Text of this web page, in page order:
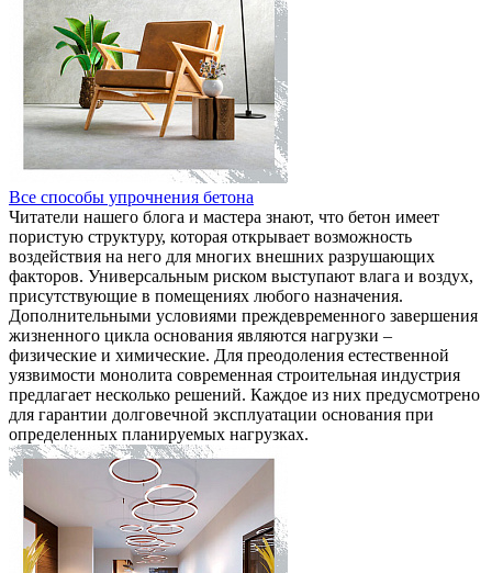
Все способы упрочнения бетона
Читатели нашего блога и мастера знают, что бетон имеет
пористую структуру, которая открывает возможность
воздействия на него для многих внешних разрушающих
факторов. Универсальным риском выступают влага и воздух,
присутствующие в помещениях любого назначения.
Дополнительными условиями преждевременного завершения
жизненного цикла основания являются нагрузки –
физические и химические. Для преодоления естественной
уязвимости монолита современная строительная индустрия
предлагает несколько решений. Каждое из них предусмотрено
для гарантии долговечной эксплуатации основания при
определенных планируемых нагрузках.